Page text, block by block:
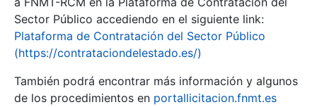
Sector Público accediendo en el siguiente link:
Plataforma de Contratación del Sector Público
(https://contrataciondelestado.es/)
También podrá encontrar más información y algunos
de los procedimientos en portallicitacion.fnmt.es